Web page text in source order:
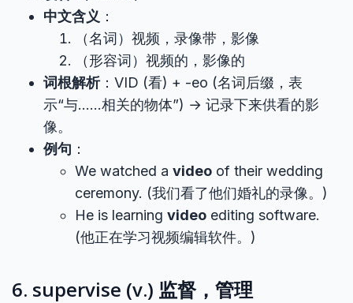
中文含义 ：
（名词）视频，录像带，影像
（形容词）视频的，影像的
词根解析：VID (看) + -eo (名词后缀，表
示“与……相关的物体”) → 记录下来供看的影
像。
例句 ：
We watched a video of their wedding
ceremony. (我们看了他们婚礼的录像。)
He is learning video editing software.
(他正在学习视频编辑软件。)
6. supervise (v.) 监督，管理